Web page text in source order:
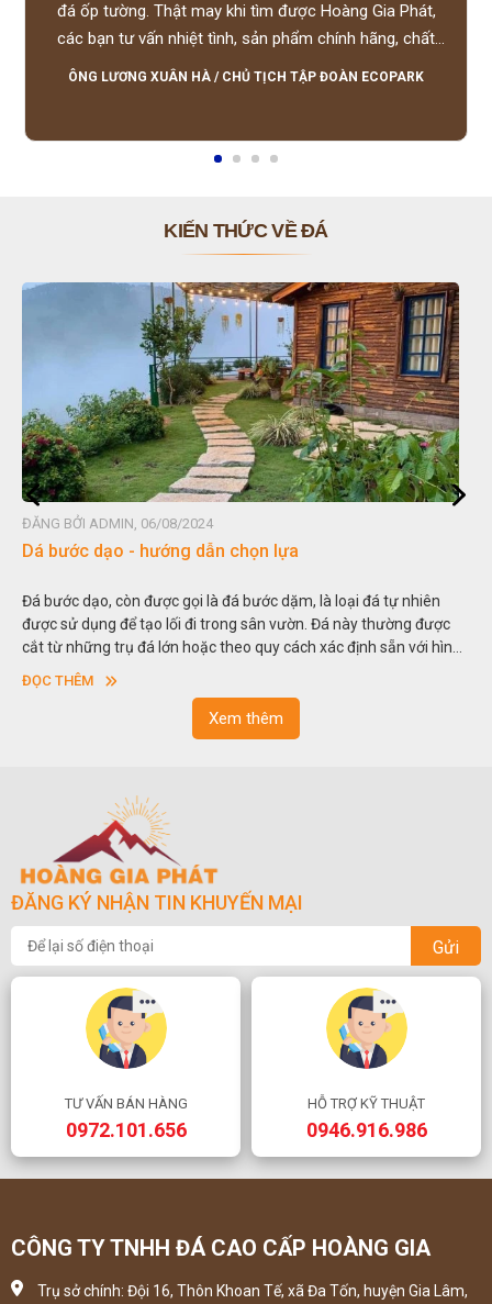
đá ốp tường. Thật may khi tìm được Hoàng Gia Phát,
các bạn tư vấn nhiệt tình, sản phẩm chính hãng, chất
lượng tốt, giá hợp lý, hỗ trợ tận tình.
ÔNG LƯƠNG XUÂN HÀ / CHỦ TỊCH TẬP ĐOÀN ECOPARK
KIẾN THỨC VỀ ĐÁ
ĐĂNG BỞI ADMIN, 06/08/2024
Dá bước dạo - hướng dẫn chọn lựa
Đá bước dạo, còn được gọi là đá bước dặm, là loại đá tự nhiên
được sử dụng để tạo lối đi trong sân vườn. Đá này thường được
cắt từ những trụ đá lớn hoặc theo quy cách xác định sẵn với hình
vuông hoặc hình chữ nhật và có độ dày khác nhau.
ĐỌC THÊM
Xem thêm
ĐĂNG KÝ NHẬN TIN KHUYẾN MẠI
Gửi
TƯ VẤN BÁN HÀNG
0972.101.656
HỖ TRỢ KỸ THUẬT
0946.916.986
CÔNG TY TNHH ĐÁ CAO CẤP HOÀNG GIA
Trụ sở chính: Đội 16, Thôn Khoan Tế, xã Đa Tốn, huyện Gia Lâm,